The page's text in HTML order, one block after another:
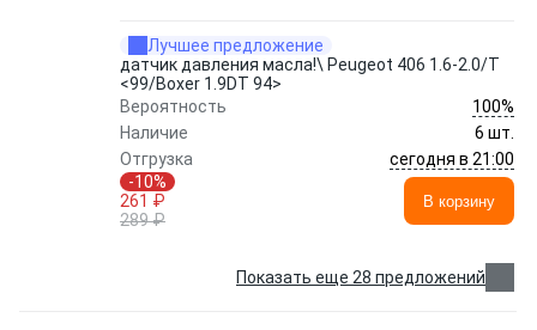
Лучшее предложение
датчик давления масла!\ Peugeot 406 1.6-2.0/T
<99/Boxer 1.9DT 94>
Вероятность
100%
Наличие
6 шт.
Отгрузка
сегодня в 21:00
-10%
261 ₽
289 ₽
В корзину
Показать еще 28 предложений